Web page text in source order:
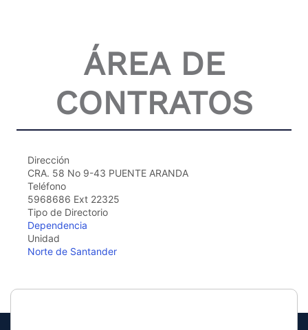
ÁREA DE
CONTRATOS
Dirección
CRA. 58 No 9-43 PUENTE ARANDA
Teléfono
5968686 Ext 22325
Tipo de Directorio
Dependencia
Unidad
Norte de Santander